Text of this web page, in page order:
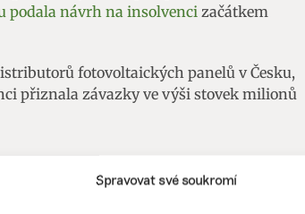
Spravovat své soukromí
podala návrh na insolvenci začátkem
fotovoltaických panelů v Česku,
přiznala závazky ve výši stovek milionů
2024 nastal letos v segmentu